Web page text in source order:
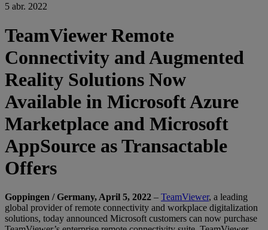
5 abr. 2022
TeamViewer Remote
Connectivity and Augmented
Reality Solutions Now
Available in Microsoft Azure
Marketplace and Microsoft
AppSource as Transactable
Offers
Goppingen / Germany, April 5, 2022 – TeamViewer, a leading
global provider of remote connectivity and workplace digitalization
solutions, today announced Microsoft customers can now purchase